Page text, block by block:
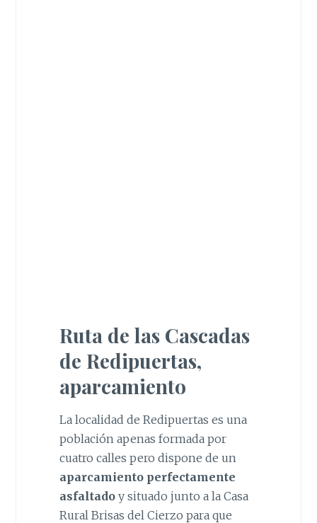
Ruta de las Cascadas
de Redipuertas,
aparcamiento
La localidad de Redipuertas es una
población apenas formada por
cuatro calles pero dispone de un
aparcamiento perfectamente
asfaltadoy situado junto a la Casa
Rural Brisas del Cierzo para que